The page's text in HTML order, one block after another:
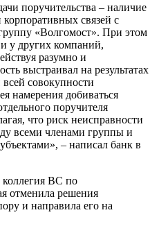
поручительства – наличие
связей с
«Волгомост». При этом
у других компаний,
разумно и
выстраивал на результатах
совокупности
намерения добиваться
поручителя
что риск неисправности
всеми членами группы и
– написал банк в
ВС по
отменила решения
и направила его на